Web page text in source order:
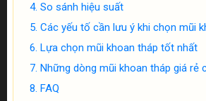
So sánh hiệu suất
Các yếu tố cần lưu ý khi chọn mũi
Lựa chọn mũi khoan tháp tốt nhất
Những dòng mũi khoan tháp giá rẻ
FAQ